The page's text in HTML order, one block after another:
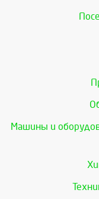
Машины и